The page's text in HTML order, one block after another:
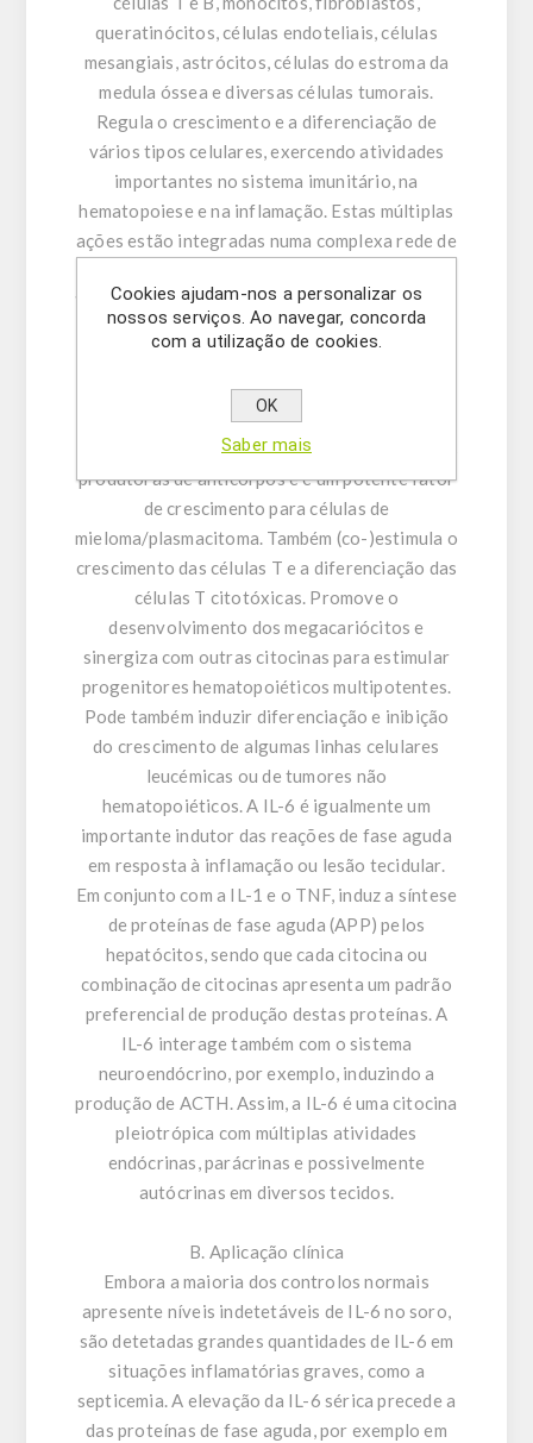
queratinócitos, células endoteliais, células
mesangiais, astrócitos, células do estroma da
medula óssea e diversas células tumorais.
Regula o crescimento e a diferenciação de
vários tipos celulares, exercendo atividades
importantes no sistema imunitário, na
hematopoiese e na inflamação. Estas múltiplas
ações estão integradas numa complexa rede de
1, TNF, PDGF, IFNs, ...) ou são induzidas pela IL-
6, sendo os efeitos finais o resultado de
IL-6 e outras citocinas (IL-1, IL-2, IL-4, IL-5,
IFNγ, IL-3, GM-CSF, M-CSF, CSF, ...). A IL-6
induz a maturação final das células B em células
produtoras de anticorpos e é um potente fator
de crescimento para células de
mieloma/plasmacitoma. Também (co-)estimula o
crescimento das células T e a diferenciação das
células T citotóxicas. Promove o
desenvolvimento dos megacariócitos e
sinergiza com outras citocinas para estimular
progenitores hematopoiéticos multipotentes.
Pode também induzir diferenciação e inibição
do crescimento de algumas linhas celulares
leucémicas ou de tumores não
hematopoiéticos. A IL-6 é igualmente um
importante indutor das reações de fase aguda
em resposta à inflamação ou lesão tecidular.
Em conjunto com a IL-1 e o TNF, induz a síntese
de proteínas de fase aguda (APP) pelos
hepatócitos, sendo que cada citocina ou
combinação de citocinas apresenta um padrão
preferencial de produção destas proteínas. A
IL-6 interage também com o sistema
neuroendócrino, por exemplo, induzindo a
produção de ACTH. Assim, a IL-6 é uma citocina
pleiotrópica com múltiplas atividades
endócrinas, parácrinas e possivelmente
autócrinas em diversos tecidos.
B. Aplicação clínica
Embora a maioria dos controlos normais
apresente níveis indetetáveis de IL-6 no soro,
são detetadas grandes quantidades de IL-6 em
situações inflamatórias graves, como a
septicemia. A elevação da IL-6 sérica precede a
das proteínas de fase aguda, por exemplo em
Cookies ajudam-nos a personalizar os
nossos serviços. Ao navegar, concorda
com a utilização de cookies.
OK
Saber mais